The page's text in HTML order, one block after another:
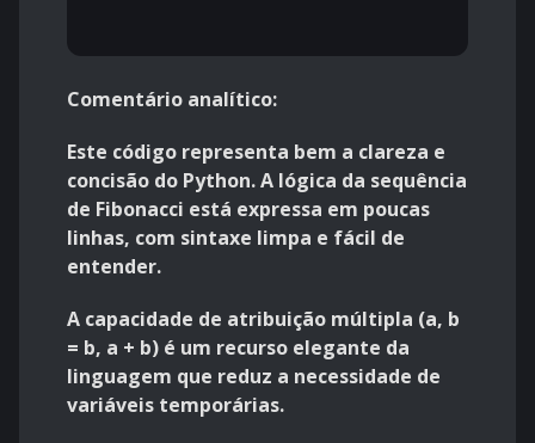
Comentário analítico:
Este código representa bem a clareza e
concisão do Python. A lógica da sequência
de Fibonacci está expressa em poucas
linhas, com sintaxe limpa e fácil de
entender.
A capacidade de atribuição múltipla (a, b
= b, a + b) é um recurso elegante da
linguagem que reduz a necessidade de
variáveis temporárias.